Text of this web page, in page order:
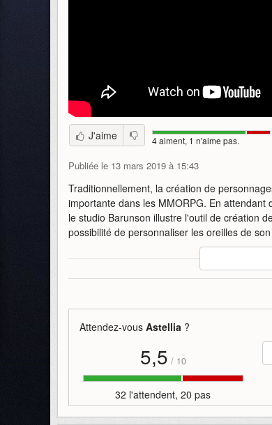
J'aime 4 aiment, 1 n'aime pas.
Publiée le 13 mars 2019 à 15:43
Traditionnellement, la création de
importante dans les MMORPG. En
le studio Barunson illustre l'outil de création
possibilité de personnaliser les oreilles de
Attendez-vous Astellia ?
5,5 / 10
32 l'attendent, 20 pas